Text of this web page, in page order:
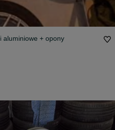
aluminiowe + opony